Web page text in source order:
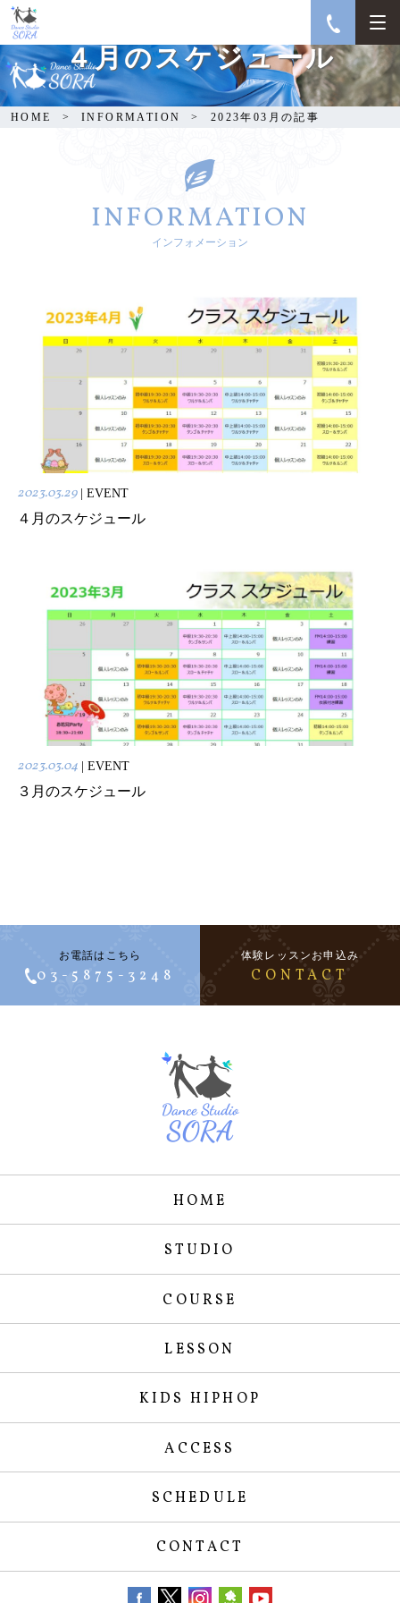
４月のスケジュール
HOME INFORMATION 2023年03月の記事
INFORMATION
インフォメーション
2023.03.29| EVENT
４月のスケジュール
2023.03.04 | EVENT
３月のスケジュール
お電話はこちら
03-5875-3248
体験レッスンお申込み
CONTACT
HOME
STUDIO
COURSE
LESSON
KIDS HIPHOP
ACCESS
SCHEDULE
CONTACT